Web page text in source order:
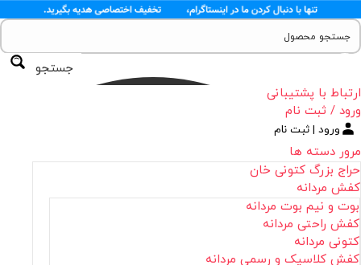
جستجو
ارتباط با پشتیبانی
ورود / ثبت نام
ورود | ثبت نام
مرور دسته ها
حراج بزرگ کتونی خان
کفش مردانه
بوت و نیم بوت مردانه
کفش راحتی مردانه
کتونی مردانه
کفش کلاسیک و رسمی مردانه